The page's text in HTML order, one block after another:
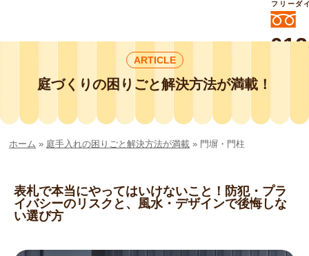
外構工事や庭リフォームは庭づくり業界
No.1チェーン店の
任せください！
フリーダ
ARTICLE
庭づくりの困りごと解決方法が満載！
ホーム » 庭手入れの困りごと解決方法が満載 » 門塀・門柱
表札で本当にやってはいけないこと！防犯・プラ
イバシーのリスクと、風水・デザインで後悔しな
い選び方